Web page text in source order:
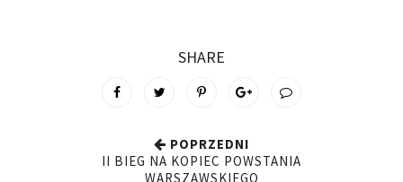
SHARE
POPRZEDNI
II BIEG NA KOPIEC POWSTANIA
WARSZAWSKIEGO